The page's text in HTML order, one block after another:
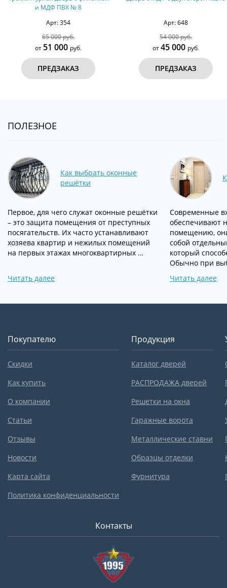
от45 000
ПРЕДЗАКАЗ
от32 000
ПОЛЕЗНОЕ
Как выбрать оконные
решётки
Первое, для чего служат оконные решётки
– это защита помещения от преступных
посягательств. Их часто устанавливают
хозяева квартир и нежилых помещений
на первых этажах многоквартирных …
Читать далее
Современные
обеспечивают
помещению,
собой
который
Обычно при
Читать далее
Покупателю
Скидки
Как купить
О компании
Статьи
Отзывы
Новости
Карта сайта
Политика конфиденциальности
Продукция
Каталог дверей
РАСПРОДАЖА дверей
Решетки на окна
Гаражные ворота
Металлические ставни
Образцы отделки
Фурнитура
Контакты